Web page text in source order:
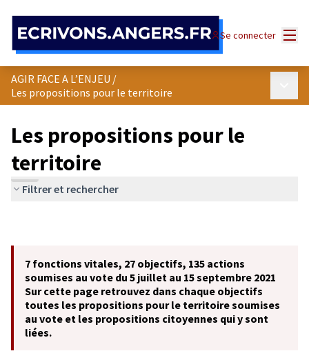
Se connecter
AGIR FACE A L’ENJEU /
Les propositions pour le territoire
Les propositions pour le
territoire
Filtrer et rechercher
7 fonctions vitales, 27 objectifs, 135 actions
soumises au vote du 5 juillet au 15 septembre 2021
Sur cette page retrouvez dans chaque objectifs
toutes les propositions pour le territoire soumises
au vote et les propositions citoyennes qui y sont
liées.